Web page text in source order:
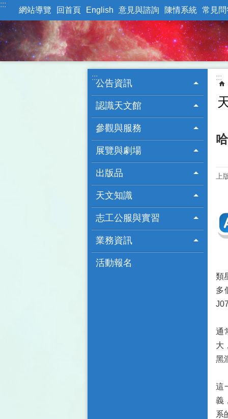
跳到主要內容區塊
:::
網站導覽 回首頁 English 意見與諮詢 陳情系統 常見問
:::
公告資訊
認識天文館
參觀與服務
展覽與劇場
出版品
天文知識
志工公服與實習
業務資訊
活動報名
:::
上
類
多
通
大
黑
這
義
系